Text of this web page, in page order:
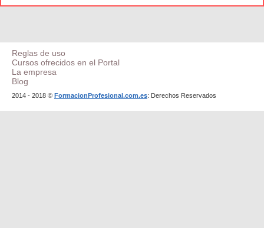
Reglas de uso
Cursos ofrecidos en el Portal
La empresa
Blog
2014 - 2018 © FormacionProfesional.com.es: Derechos Reservados